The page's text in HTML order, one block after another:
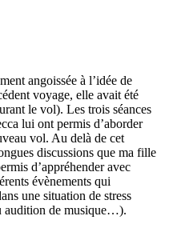
angoissée à l’idée de
voyage, elle avait été
le vol). Les trois séances
lui ont permis d’aborder
vol. Au delà de cet
discussions que ma fille
d’appréhender avec
évènements qui
une situation de stress
audition de musique…).